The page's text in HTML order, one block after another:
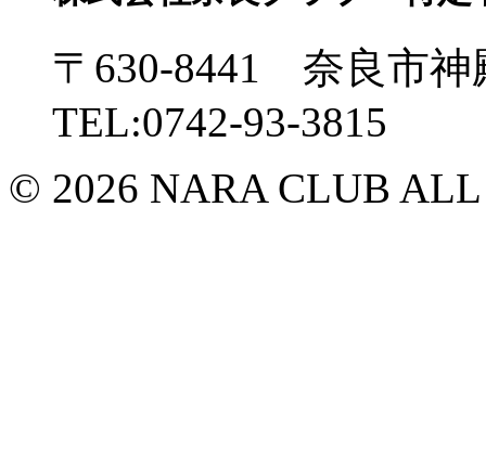
〒630-8441 奈良市
TEL:0742-93-3815
© 2026 NARA CLUB ALL